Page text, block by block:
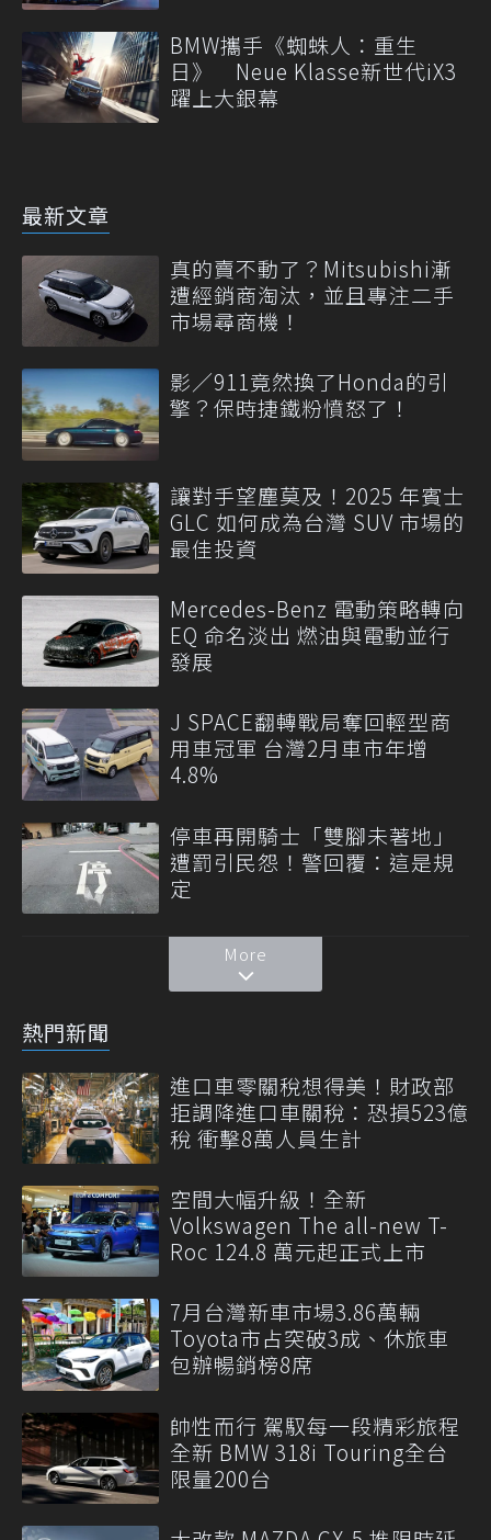
BMW攜手《蜘蛛人：重生
日》 Neue Klasse新世代iX3
躍上大銀幕
最新文章
真的賣不動了？Mitsubishi漸
遭經銷商淘汰，並且專注二手
市場尋商機！
影／911竟然換了Honda的引
擎？保時捷鐵粉憤怒了！
讓對手望塵莫及！2025 年賓士
GLC 如何成為台灣 SUV 市場的
最佳投資
Mercedes-Benz 電動策略轉向
EQ 命名淡出 燃油與電動並行
發展
J SPACE翻轉戰局奪回輕型商
用車冠軍 台灣2月車市年增
4.8%
停車再開騎士「雙腳未著地」
遭罰引民怨！警回覆：這是規
定
More
熱門新聞
進口車零關稅想得美！財政部
拒調降進口車關稅：恐損523億
稅 衝擊8萬人員生計
空間大幅升級！全新
Volkswagen The all-new T-
Roc 124.8 萬元起正式上市
7月台灣新車市場3.86萬輛
Toyota市占突破3成、休旅車
包辦暢銷榜8席
帥性而行 駕馭每一段精彩旅程
全新 BMW 318i Touring全台
限量200台